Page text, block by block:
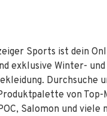
Sports ist dein
exklusive Winter- und
Durchsuche
von Top-
Salomon und viele